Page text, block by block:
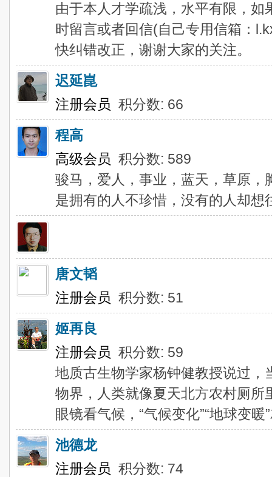
由于本人才学疏浅，水平有限，
时留言或者回信(自己专用信箱：
快纠错改正，谢谢大家的关注。
迟延崑
注册会员 积分数: 66
程高
高级会员 积分数: 589
骏马，爱人，事业，蓝天，草原，
是拥有的人不珍惜，没有的人却想
唐文韬
注册会员 积分数: 51
姬再良
注册会员 积分数: 59
地质古生物学家杨钟健教授说过
物界，人类就像夏天北方农村厕
眼镜看气候，“气候变化”“地球变暖
池德龙
注册会员 积分数: 74